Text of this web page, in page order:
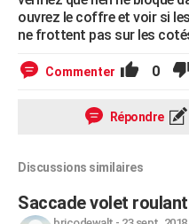
COPAINS D'AVANT
S'inscrire
Se connecter
Lycées
Collèges
Primaires
Universités
Entreprises
Service militaire
Avis de recherche
AVIS DE DÉCÈS
FORUM
ouvrez le coffre et voir si
ne frottent pas sur les
Commenter 0
Répondre
Discussions similaires
Saccade volet